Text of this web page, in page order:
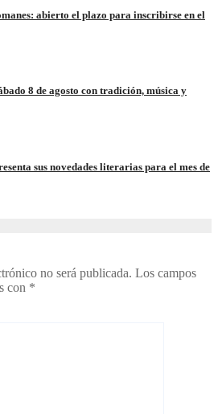
abierto el plazo para inscribirse en el
8 de agosto con tradición, música y
sus novedades literarias para el mes de
no será publicada. Los campos
con *